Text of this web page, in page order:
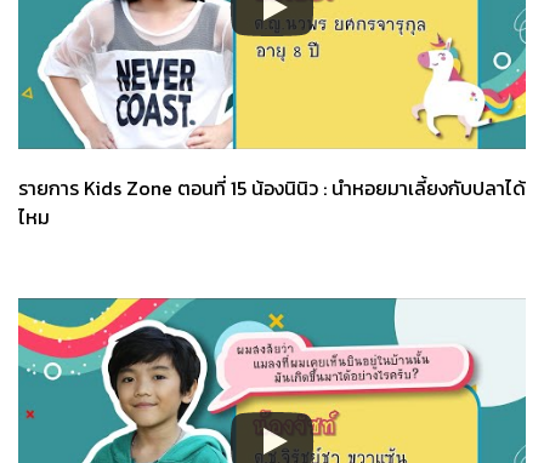
รายการ Kids Zone ตอนที่ 15 น้องนินิว : นำหอยมาเลี้ยงกับปลาได้
ไหม